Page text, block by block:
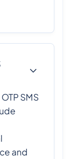
SMS
and